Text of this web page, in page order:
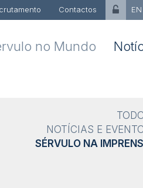
Contactos EN
no Mundo
NOTÍCIAS E
SÉRVULO NA